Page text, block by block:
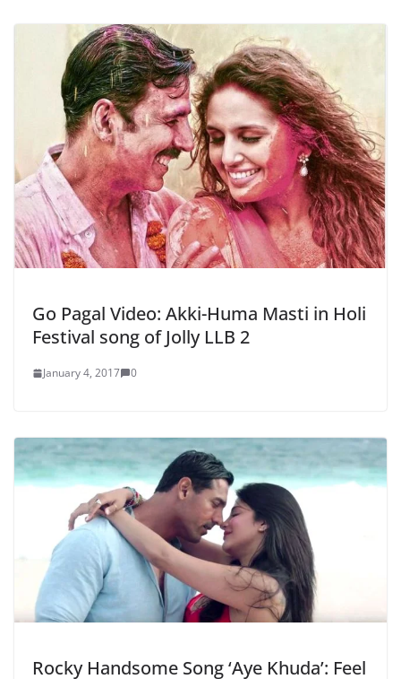
Go Pagal Video: Akki-Huma Masti in Holi
Festival song of Jolly LLB 2
January 4, 2017 0
Rocky Handsome Song ‘Aye Khuda’: Feel